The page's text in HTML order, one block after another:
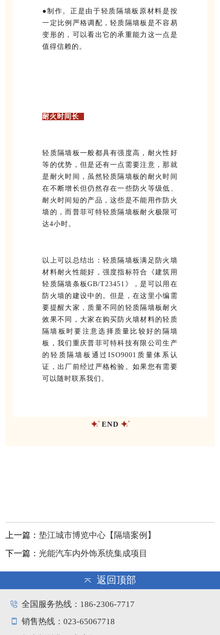
●制作。正是由于轻质隔墙板原材料是按
一定比例严格调配，轻质隔墙板是不容易
变形的，可以看出它的承重能力这一点是
值得信赖的。
耐火时间长
轻质隔墙板一般都具有强度高，耐火性好
等的优势，但是还有一点需要注意，那就
是耐火时间，虽然轻质隔墙板的耐火时间
在不断增长但仍然存在一些防火等级低、
耐火时间短的产品，这些是不能用作防火
墙的，而普菲可特轻质隔墙板耐火极限可
达4小时。
以上可以总结出：轻质隔墙板满足防火墙
材料耐火性能好，强度指标符合《建筑用
轻质隔墙条板GB/T23451》，是可以用在
防火墙的建设中的。但是，在这里小编需
要提醒大家，质量不同的轻质隔墙板耐火
效果不同，大家在购买防火墙材料的轻质
隔墙板时要注意选择质量比较好的隔墙
板，我们重庆普菲可特科技有限公司生产
的轻质隔墙板通过ISO9001质量体系认
证，出厂前经过严格检验。如果您有需要
可以随时联系我们。
END
上一篇：垫江城市博览中心【隔墙案例】
下一篇：光能汽车内外饰系统集成项目
返回顶部
全国服务热线：186-2306-7717
销售热线：023-65067718